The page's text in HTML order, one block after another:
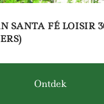
SANTA FÉ LOISIR
Ontdek